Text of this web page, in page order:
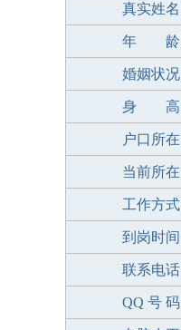
真实姓名
年 龄
婚姻状况
身 高
户口所在
当前所在
工作方式
到岗时间
联系电话
QQ 号 码